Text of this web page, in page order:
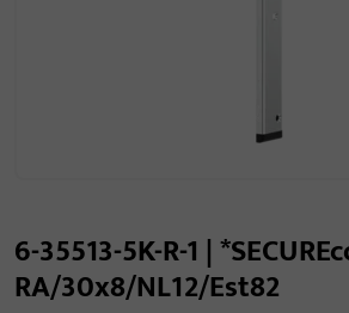
6-35513-5K-R-1 |
RA/30x8/NL12/Est82